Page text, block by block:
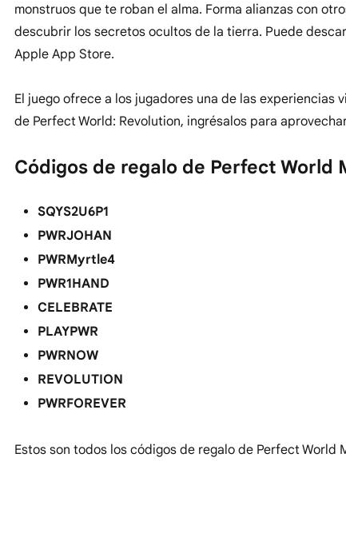
monstruos que te roban el alma. Forma alianzas con
descubrir los secretos ocultos de la tierra. Puede
Apple App Store.
El juego ofrece a los jugadores una de las
de Perfect World: Revolution, ingrésalos para
Códigos de regalo de Perfect World
SQYS2U6P1
PWRJOHAN
PWRMyrtle4
PWR1HAND
CELEBRATE
PLAYPWR
PWRNOW
REVOLUTION
PWRFOREVER
Estos son todos los códigos de regalo de Perfect World